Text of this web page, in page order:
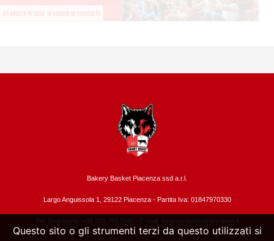
Bakery Basket Piacenza ssd a.r.l.
Largo Anguissola 1, 29122 Piacenza - Partita Iva: 01847970330
Tel. Segreteria: +39 335.7897040 - E-mail: segreteria@bakerysport.it
Questo sito o gli strumenti terzi da questo utilizzati si